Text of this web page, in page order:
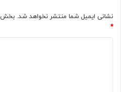
نشانی ایمیل شما منتشر نخواهد شد.
*